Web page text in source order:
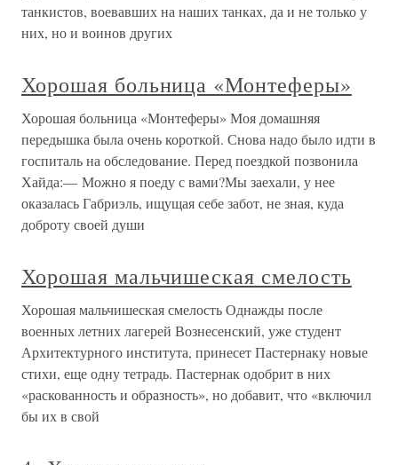
танкистов, воевавших на наших танках, да и не только у
них, но и воинов других
Хорошая больница «Монтеферы»
Хорошая больница «Монтеферы» Моя домашняя
передышка была очень короткой. Снова надо было идти в
госпиталь на обследование. Перед поездкой позвонила
Хайда:— Можно я поеду с вами?Мы заехали, у нее
оказалась Габриэль, ищущая себе забот, не зная, куда
доброту своей души
Хорошая мальчишеская смелость
Хорошая мальчишеская смелость Однажды после
военных летних лагерей Вознесенский, уже студент
Архитектурного института, принесет Пастернаку новые
стихи, еще одну тетрадь. Пастернак одобрит в них
«раскованность и образность», но добавит, что «включил
бы их в свой